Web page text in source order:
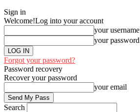
Sign in
Welcome!Log into your account
your username
your password
Forgot your password?
Password recovery
Recover your password
your email
Search